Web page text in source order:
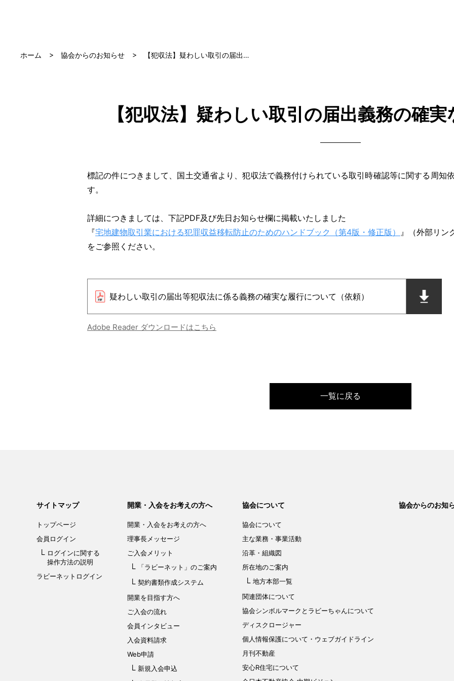
ホーム 協会からのお知らせ 【犯収法】疑わしい取引の届出…
【犯収法】疑わしい取引の届出義務の確
標記の件につきまして、国土交通省より、犯収法で義務付けられている取引時確認等に関する周知
す。
詳細につきましては、下記PDF及び先日お知らせ欄に掲載いたしました
『宅地建物取引業における犯罪収益移転防止のためのハンドブック（第4版・修正版） 』（外部リン
をご参照ください。
疑わしい取引の届出等犯収法に係る義務の確実な履行について（依頼）
Adobe Reader ダウンロードはこちら
一覧に戻る
サイトマップ
トップページ
会員ログイン
ログインに関する
操作方法の説明
ラビーネットログイン
開業・入会をお考えの方へ
開業・入会をお考えの方へ
理事長メッセージ
ご入会メリット
「ラビーネット」のご案内
契約書類作成システム
開業を目指す方へ
ご入会の流れ
会員インタビュー
入会資料請求
Web申請
新規入会申込
協会について
協会について
主な業務・事業活動
沿革・組織図
所在地のご案内
地方本部一覧
関連団体について
協会シンボルマークと ラビーちゃんについて
ディスクロージャー
個人情報保護について ・ウェブガイドライン
月刊不動産
安心R住宅について
協会からのお知